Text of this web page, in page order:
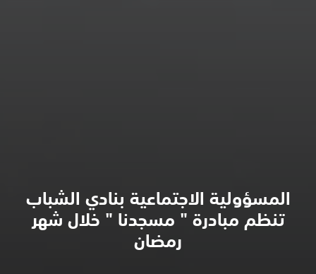
المسؤولية الاجتماعية بنادي الشباب
تنظم مبادرة " مسجدنا " خلال شهر
رمضان